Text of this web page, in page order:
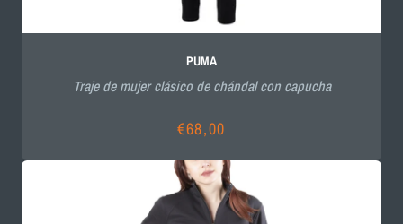
PUMA
Traje de mujer clásico de chándal con capucha
Precio
habitual
€68,00